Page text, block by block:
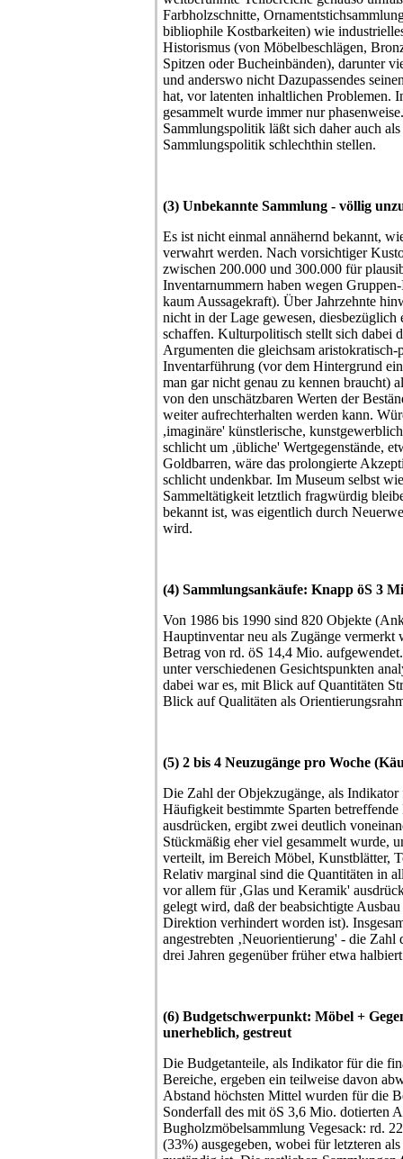
Farbholzschnitte,
bibliophile Kostbarkeiten) wie
Historismus (von Möbelbeschlägen,
Spitzen oder Bucheinbänden), darunter
und anderswo nicht Dazupassendes
hat, vor latenten inhaltlichen Problemen.
gesammelt wurde immer nur
Sammlungspolitik läßt sich daher auch
Sammlungspolitik schlechthin stellen.
(3) Unbekannte Sammlung - völlig
Es ist nicht einmal annähernd bekannt,
verwahrt werden. Nach vorsichtiger
zwischen 200.000 und 300.000 für
Inventarnummern haben wegen
kaum Aussagekraft). Über Jahrzehnte
nicht in der Lage gewesen, diesbezüglich
schaffen. Kulturpolitisch stellt sich dabei
Argumenten die gleichsam aristokratisch-
Inventarführung (vor dem Hintergrund
man gar nicht genau zu kennen braucht)
von den unschätzbaren Werten der
weiter aufrechterhalten werden kann.
,imaginäre' künstlerische,
schlicht um ‚übliche' Wertgegenstände,
Goldbarren, wäre das prolongierte
schlicht undenkbar. Im Museum selbst
Sammeltätigkeit letztlich fragwürdig
bekannt ist, was eigentlich durch
wird.
(4) Sammlungsankäufe: Knapp öS 3
Von 1986 bis 1990 sind 820 Objekte
Hauptinventar neu als Zugänge
Betrag von rd. öS 14,4 Mio.
unter verschiedenen Gesichtspunkten
dabei war es, mit Blick auf Quantitäten
Blick auf Qualitäten als
(5) 2 bis 4 Neuzugänge pro Woche
Die Zahl der Objekzugänge, als
Häufigkeit bestimmte Sparten
ausdrücken, ergibt zwei deutlich
Stückmäßig eher viel gesammelt wurde,
verteilt, im Bereich Möbel, Kunstblätter,
Relativ marginal sind die Quantitäten in
vor allem für ,Glas und Keramik'
gelegt wird, daß der beabsichtigte
Direktion verhindert worden ist).
angestrebten ‚Neuorientierung' - die Zahl
drei Jahren gegenüber früher etwa
(6) Budgetschwerpunkt: Möbel +
unerheblich, gestreut
Die Budgetanteile, als Indikator für die
Bereiche, ergeben ein teilweise davon
Abstand höchsten Mittel wurden für die
Sonderfall des mit öS 3,6 Mio. dotierten
Bugholzmöbelsammlung Vegesack: rd.
(33%) ausgegeben, wobei für letzteren